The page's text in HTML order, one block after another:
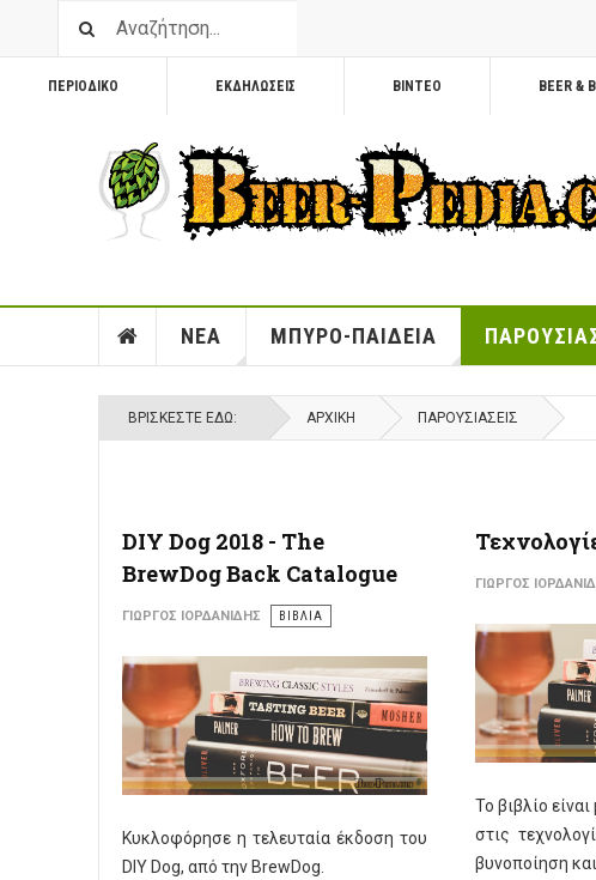
ΠΕΡΙΟΔΙΚΟ ΕΚΔΗΛΩΣΕΙΣ ΒΙΝΤΕΟ BEER &
ΝΕΑ ΜΠΥΡΟ-ΠΑΙΔΕΙΑ
ΒΡΊΣΚΕΣΤΕ ΕΔΏ: ΑΡΧΙΚΉ ΠΑΡΟΥΣΙΑΣΕΙΣ
DIY Dog 2018 - The
BrewDog Back Catalogue
ΓΙΏΡΓΟΣ ΙΟΡΔΑΝΊΔΗΣ ΒΙΒΛΙΑ
Κυκλοφόρησε η τελευταία έκδοση του
DIY Dog, από την BrewDog.
ΓΙΏΡΓΟΣ
Το βιβλίο
στις
βυνοποίηση